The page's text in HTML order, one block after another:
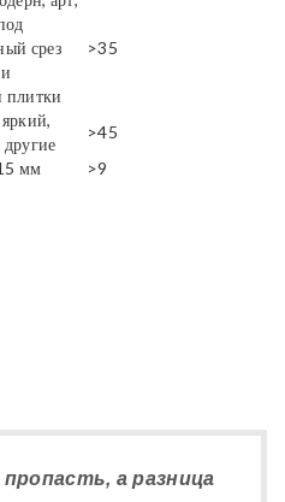
срез
плитки
>35
>45
мм >9
а разница